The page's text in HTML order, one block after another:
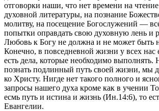
отговорки наши, что нет времени на
духовной литературы, на познание
молитву, на посещение Богослужений —
попытки оправдать свою духовную лень и
Любовь к Богу не должна и не может быть
Конечно, в повседневной жизни у всех нас
есть дела, которые необходимо
познать подлинный путь своей жизни, мы
ко Христу. Нигде нет такого полного и
запросы нашего духа кроме как в учении
есмь путь и истина и жизнь (Ин.14:6), то
Евангелии.